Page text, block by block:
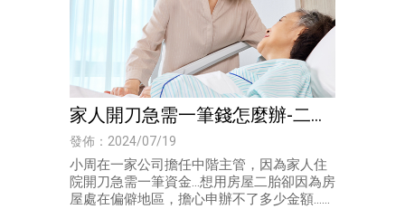
家人開刀急需一筆錢怎麼辦-二胎
房屋貸款｜高雄貸款快速撥款
發佈：2024/07/19
小周在一家公司擔任中階主管，因為家人住
院開刀急需一筆資金...想用房屋二胎卻因為房
屋處在偏僻地區，擔心申辦不了多少金額......